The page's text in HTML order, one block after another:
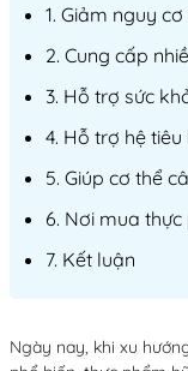
1. Giảm nguy
2. Cung cấp
3. Hỗ trợ sức
4. Hỗ trợ hệ
5. Giúp cơ thể
6. Nơi mua
7. Kết luận
Ngày nay, khi xu